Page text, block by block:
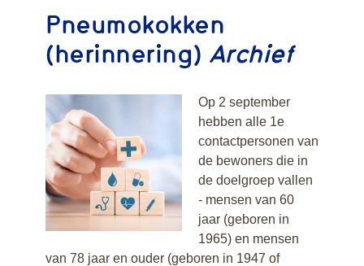
Pneumokokken
(herinnering) Archief
Op 2 september
hebben alle 1e
contactpersonen van
de bewoners die in
de doelgroep vallen
- mensen van 60
jaar (geboren in
1965) en mensen
van 78 jaar en ouder (geboren in 1947 of